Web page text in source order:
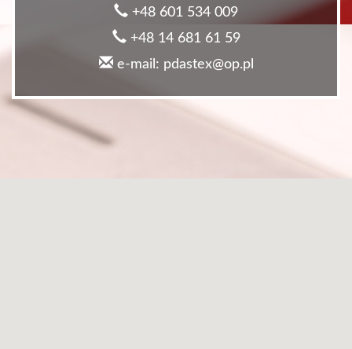
+48 601 534 009
+48 14 681 61 59
e-mail: pdastex@op.pl